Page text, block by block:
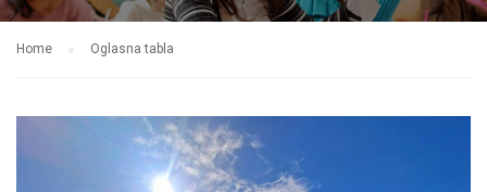
Home Oglasna tabla